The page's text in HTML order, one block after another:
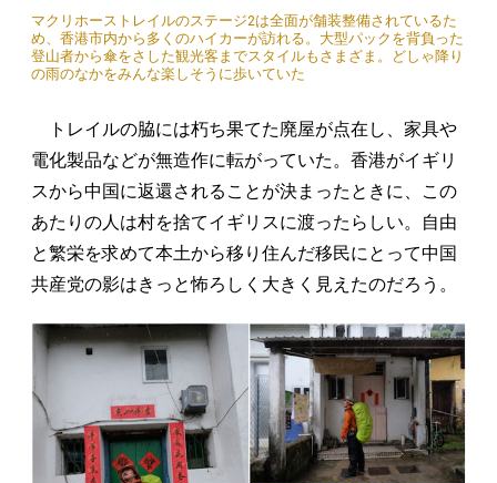
マクリホーストレイルのステージ2は全面が舗装整備されているた
め、香港市内から多くのハイカーが訪れる。大型パックを背負った
登山者から傘をさした観光客までスタイルもさまざま。どしゃ降り
の雨のなかをみんな楽しそうに歩いていた
トレイルの脇には朽ち果てた廃屋が点在し、家具や
電化製品などが無造作に転がっていた。香港がイギリ
スから中国に返還されることが決まったときに、この
あたりの人は村を捨てイギリスに渡ったらしい。自由
と繁栄を求めて本土から移り住んだ移民にとって中国
共産党の影はきっと怖ろしく大きく見えたのだろう。